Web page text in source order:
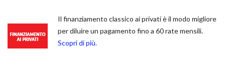
Il finanziamento classico ai privati è il modo migliore
per diluire un pagamento fino a 60 rate mensili.
Scopri di più.